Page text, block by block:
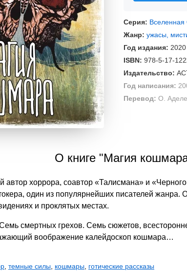
Серия: Вселенная
Жанр: ужасы,
Год издания: 2020
ISBN: 978-5-17-
Издательство:
Год написания:
Перевод: О.
О книге "Магия
автор хоррора, соавтор «Талисмана» и
один из популярнейших писателей жанра.
и проклятых местах.
смертных грехов. Семь сюжетов,
воображение калейдоскоп кошмара…
темные силы кошмары готические рассказы